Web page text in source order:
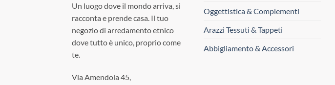
Un luogo dove il mondo arriva, si
racconta e prende casa. Il tuo
negozio di arredamento etnico
dove tutto è unico, proprio come
te.
Via Amendola 45,
Oggettistica & Complementi
Arazzi Tessuti & Tappeti
Abbigliamento & Accessori